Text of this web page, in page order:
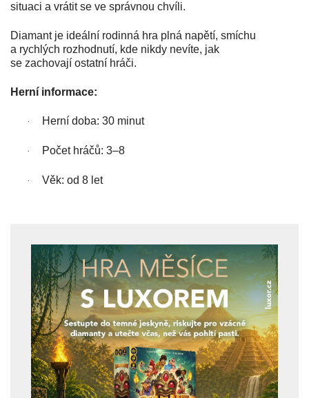
situaci a vrátit se ve správnou chvíli.
Diamant je ideální rodinná hra plná napětí, smíchu
a rychlých rozhodnutí, kde nikdy nevíte, jak
se zachovají ostatní hráči.
Herní informace:
· Herní doba: 30 minut
· Počet hráčů: 3–8
· Věk: od 8 let